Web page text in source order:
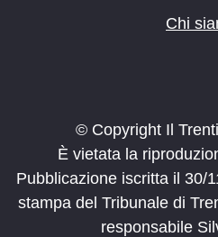
Chi
© Copyright Il
È vietata la
Pubblicazione iscritta il 30/
stampa del Tribunale di
responsabile